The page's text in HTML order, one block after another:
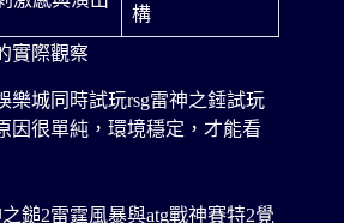
構
實際觀察
樂城同時試玩rsg雷神之錘試玩
因很單純，環境穩定，才能看
鎚2雷霆風暴與atg戰神賽特2覺